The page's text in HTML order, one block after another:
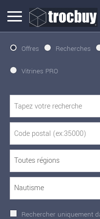
Offres Recherches
Vitrines PRO
Rechercher uniquement